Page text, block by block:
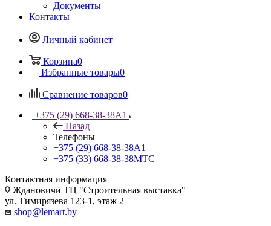
Документы
Контакты
Личный кабинет
Корзина0
Избранные товары0
Сравнение товаров0
+375 (29) 668-38-38A1
Назад
Телефоны
+375 (29) 668-38-38A1
+375 (33) 668-38-38МТС
Контактная информация
Ждановичи ТЦ "Строительная выставка"
ул. Тимирязева 123-1, этаж 2
shop@lemart.by